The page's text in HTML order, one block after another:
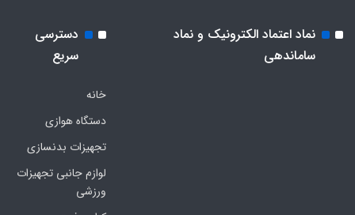
نماد اعتماد الکترونیک و نماد
ساماندهی
دسترسی
سریع
خانه
دستگاه هوازی
تجهیزات بدنسازی
لوازم جانبی تجهیزات
ورزشی